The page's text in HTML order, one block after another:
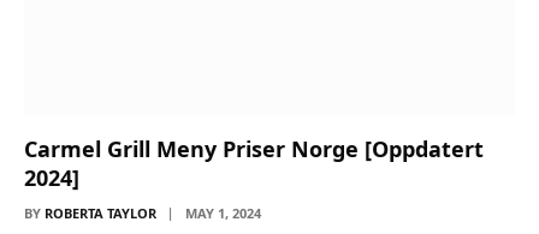
Carmel Grill Meny Priser Norge [Oppdatert
2024]
BY ROBERTA TAYLOR MAY 1, 2024